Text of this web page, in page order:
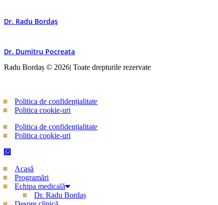
Dr. Radu Bordaș​
Dr. Dumitru Pocreata
Radu Bordaș © 2026| Toate drepturile rezervate
Politica de confidențialitate
Politica cookie-uri
Politica de confidențialitate
Politica cookie-uri
Acasă
Programări
Echipa medicală
Dr. Radu Bordaș